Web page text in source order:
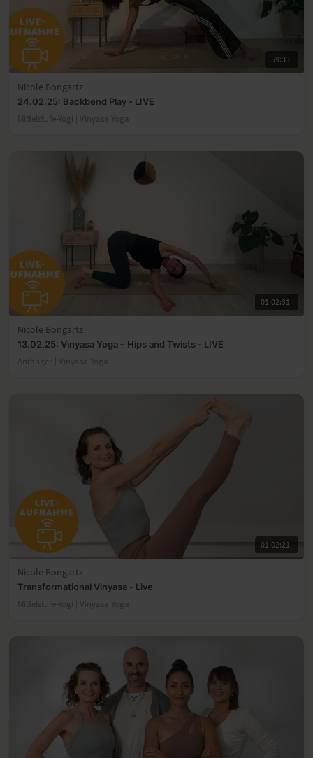
59:33
Nicole Bongartz
24.02.25: Backbend Play - LIVE
Mittelstufe-Yogi | Vinyasa Yoga
01:02:31
Nicole Bongartz
13.02.25: Vinyasa Yoga – Hips and Twists - LIVE
Anfänger | Vinyasa Yoga
01:02:21
Nicole Bongartz
Transformational Vinyasa - Live
Mittelstufe-Yogi | Vinyasa Yoga